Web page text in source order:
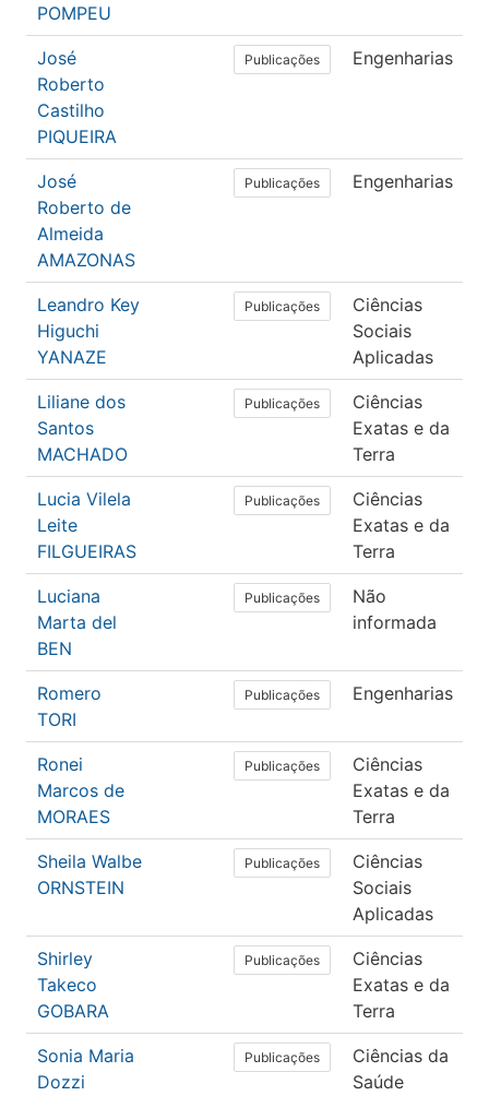
POMPEU
José
Roberto
Castilho
PIQUEIRA
Publicações Engenharias
José
Roberto de
Almeida
AMAZONAS
Publicações Engenharias
Leandro Key
Higuchi
YANAZE
Publicações
Ciências
Sociais
Aplicadas
Liliane dos
Santos
MACHADO
Publicações
Ciências
Exatas e da
Terra
Lucia Vilela
Leite
FILGUEIRAS
Publicações
Ciências
Exatas e da
Terra
Luciana
Marta del
BEN
Publicações
Não
informada
Romero
TORI
Publicações Engenharias
Ronei
Marcos de
MORAES
Publicações
Ciências
Exatas e da
Terra
Sheila Walbe
ORNSTEIN
Publicações
Ciências
Sociais
Aplicadas
Shirley
Takeco
GOBARA
Publicações
Ciências
Exatas e da
Terra
Sonia Maria
Dozzi
Publicações
Ciências da
Saúde